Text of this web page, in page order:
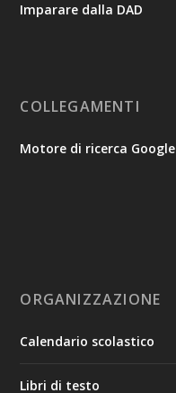
Imparare dalla DAD
COLLEGAMENTI
Motore di ricerca Google
ORGANIZZAZIONE
Calendario scolastico
Libri di testo